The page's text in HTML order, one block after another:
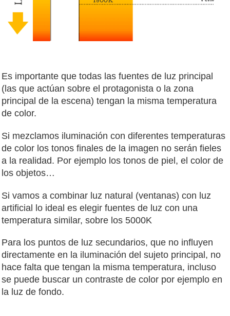
Es importante que todas las fuentes de luz principal
(las que actúan sobre el protagonista o la zona
principal de la escena) tengan la misma temperatura
de color.
Si mezclamos iluminación con diferentes temperaturas
de color los tonos finales de la imagen no serán fieles
a la realidad. Por ejemplo los tonos de piel, el color de
los objetos…
Si vamos a combinar luz natural (ventanas) con luz
artificial lo ideal es elegir fuentes de luz con una
temperatura similar, sobre los 5000K
Para los puntos de luz secundarios, que no influyen
directamente en la iluminación del sujeto principal, no
hace falta que tengan la misma temperatura, incluso
se puede buscar un contraste de color por ejemplo en
la luz de fondo.